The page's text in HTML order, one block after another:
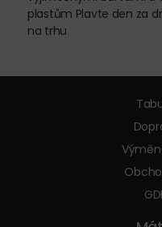
plastům Plavte den za
na trhu